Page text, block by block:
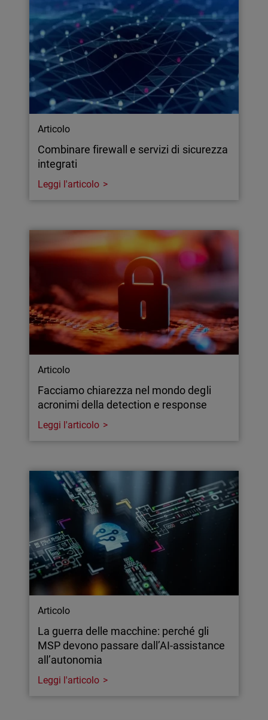
Articolo
Combinare firewall e servizi di sicurezza
integrati
Leggi l'articolo
Articolo
Facciamo chiarezza nel mondo degli
acronimi della detection e response
Leggi l'articolo
Articolo
La guerra delle macchine: perché gli
MSP devono passare dall’AI-assistance
all’autonomia
Leggi l'articolo